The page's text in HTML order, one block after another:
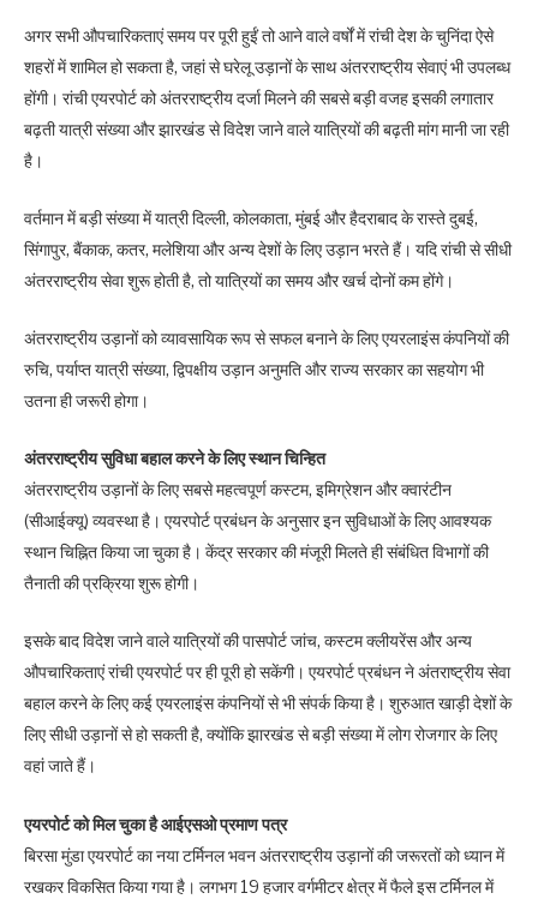
अगर सभी औपचारिकताएं समय पर पूरी हुईं तो आने वाले वर्षों में रांची देश के चुनिंदा ऐसे
शहरों में शामिल हो सकता है, जहां से घरेलू उड़ानों के साथ अंतरराष्ट्रीय सेवाएं भी उपलब्ध
होंगी। रांची एयरपोर्ट को अंतरराष्ट्रीय दर्जा मिलने की सबसे बड़ी वजह इसकी लगातार
बढ़ती यात्री संख्या और झारखंड से विदेश जाने वाले यात्रियों की बढ़ती मांग मानी जा रही
है।
वर्तमान में बड़ी संख्या में यात्री दिल्ली, कोलकाता, मुंबई और हैदराबाद के रास्ते दुबई,
सिंगापुर, बैंकाक, कतर, मलेशिया और अन्य देशों के लिए उड़ान भरते हैं। यदि रांची से सीधी
अंतरराष्ट्रीय सेवा शुरू होती है, तो यात्रियों का समय और खर्च दोनों कम होंगे।
अंतरराष्ट्रीय उड़ानों को व्यावसायिक रूप से सफल बनाने के लिए एयरलाइंस कंपनियों की
रुचि, पर्याप्त यात्री संख्या, द्विपक्षीय उड़ान अनुमति और राज्य सरकार का सहयोग भी
उतना ही जरूरी होगा।
अंतरराष्ट्रीय सुविधा बहाल करने के लिए स्थान चिन्हित
अंतरराष्ट्रीय उड़ानों के लिए सबसे महत्वपूर्ण कस्टम, इमिग्रेशन और क्वारंटीन
(सीआईक्यू) व्यवस्था है। एयरपोर्ट प्रबंधन के अनुसार इन सुविधाओं के लिए आवश्यक
स्थान चिह्नित किया जा चुका है। केंद्र सरकार की मंजूरी मिलते ही संबंधित विभागों की
तैनाती की प्रक्रिया शुरू होगी।
इसके बाद विदेश जाने वाले यात्रियों की पासपोर्ट जांच, कस्टम क्लीयरेंस और अन्य
औपचारिकताएं रांची एयरपोर्ट पर ही पूरी हो सकेंगी। एयरपोर्ट प्रबंधन ने अंतराष्ट्रीय सेवा
बहाल करने के लिए कई एयरलाइंस कंपनियों से भी संपर्क किया है। शुरुआत खाड़ी देशों के
लिए सीधी उड़ानों से हो सकती है, क्योंकि झारखंड से बड़ी संख्या में लोग रोजगार के लिए
वहां जाते हैं।
एयरपोर्ट को मिल चुका है आईएसओ प्रमाण पत्र
बिरसा मुंडा एयरपोर्ट का नया टर्मिनल भवन अंतरराष्ट्रीय उड़ानों की जरूरतों को ध्यान में
रखकर विकसित किया गया है। लगभग 19 हजार वर्गमीटर क्षेत्र में फैले इस टर्मिनल में